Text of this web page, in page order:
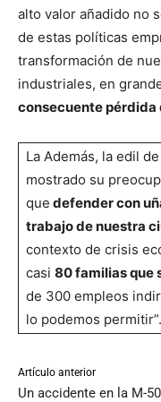
alto valor añadido no
de estas políticas
transformación de
industriales, en
consecuente pérdida
La Además, la edil
mostrado su
que defender con
trabajo de nuestra
contexto de crisis
casi 80 familias que
de 300 empleos
lo podemos permitir”.
Artículo anterior
Un accidente en la M-